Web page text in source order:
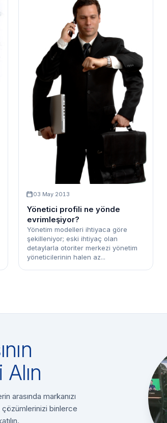
03 May 2013
Yönetici profili ne yönde
evrimleşiyor?
Yönetim modelleri ihtiyaca göre
şekilleniyor; eski ihtiyaç olan
detaylarla otoriter merkezi yönetim
yöneticilerinin halen az...
arasında markanızı
çözümlerinizi binlerce